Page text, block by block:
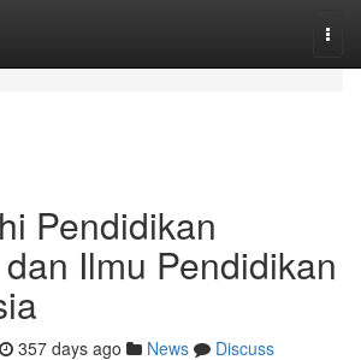
Pendidikan
Ilmu Pendidikan
357 days ago News
Discuss